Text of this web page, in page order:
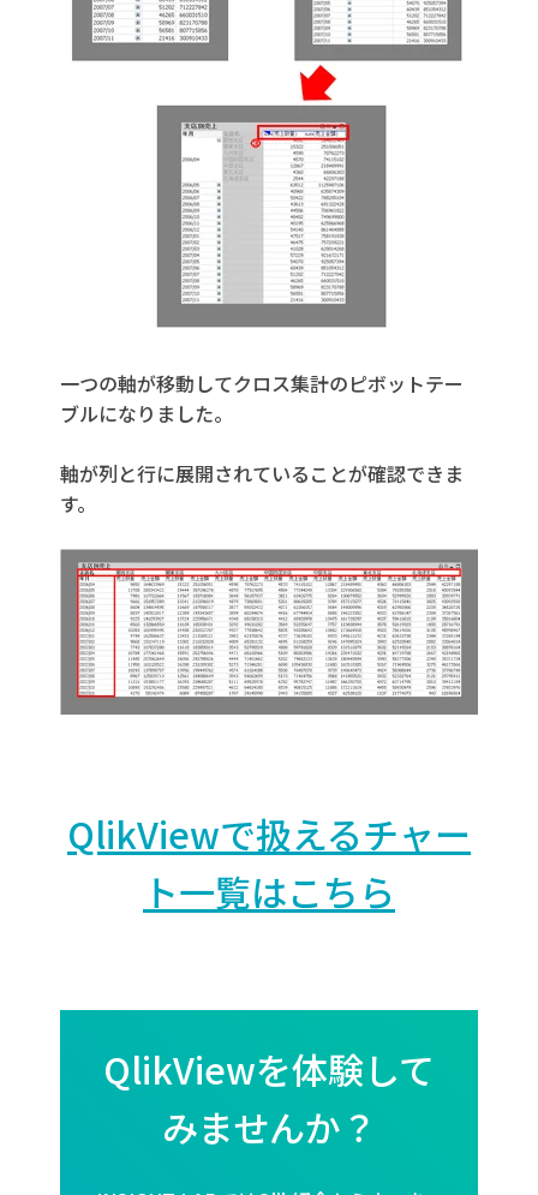
一つの軸が移動してクロス集計のピボットテー
ブルになりました。
軸が列と行に展開されていることが確認できま
す。
QlikViewで扱えるチャー
ト一覧はこちら
QlikViewを体験して
みませんか？